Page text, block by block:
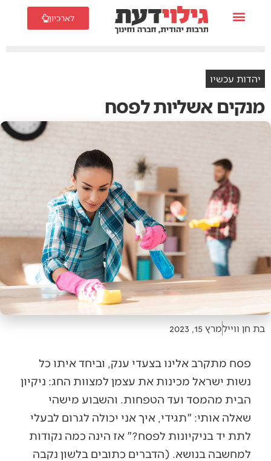
לארכיון
יהדות עכשיו
מנקים אשליות לפסח
בת חן וויילמרץ 15, 2023
פסח מתקרב אלינו בצעדי ענק, וביחד איתו כל
נשות ישראל מכינות את עצמן למצוות החג: ניקיון
הבית מהמסד ועד הטפחות. והשבוע מישהי
שאלה אותי: "תגידי, איך אני יכולה לגרום לבעלי
לתת יד בניקיונות לפסח?" אז הינה כמה נקודות
למחשבה בנושא. (הדברים כתובים בלשון נקבה